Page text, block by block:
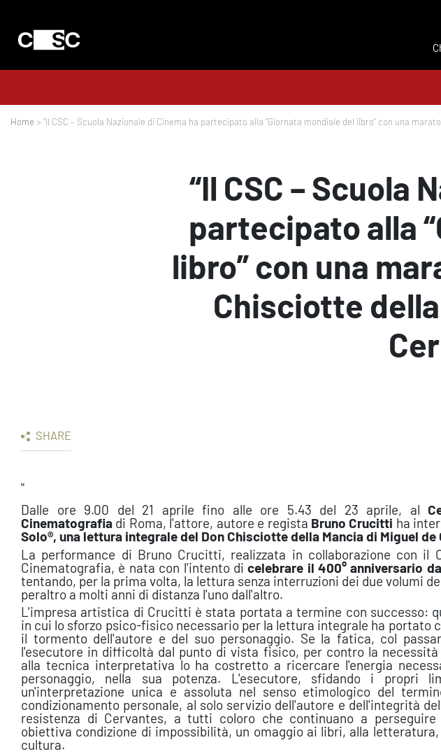
Home > “Il CSC – Scuola Nazionale di Cinema ha partecipato alla “Giornata mondiale del libro” con una
“Il CSC – Scuola
partecipato alla
libro” con una
Chisciotte
SHARE
"
Dalle ore 9.00 del 21 aprile fino alle ore 5.43 del 23 aprile, al
Cinematografia di Roma, l'attore, autore e regista Bruno Crucitti ha
Solo®, una lettura integrale del Don Chisciotte della Mancia di Miguel de
La performance di Bruno Crucitti, realizzata in collaborazione con il
Cinematografia, è nata con l'intento dicelebrare il 400° anniversario
tentando, per la prima volta, la lettura senza interruzioni dei due volumi
peraltro a molti anni di distanza l'uno dall'altro.
L'impresa artistica di Crucitti è stata portata a termine con successo:
in cui lo sforzo psico-fisico necessario per la lettura integrale ha portato
il tormento dell'autore e del suo personaggio. Se la fatica, col
l'esecutore in difficoltà dal punto di vista fisico, per contro la
alla tecnica interpretativa lo ha costretto a ricercare l'energia
personaggio, nella sua potenza. L'esecutore, sfidando i propri
un'interpretazione unica e assoluta nel senso etimologico del
condizionamento personale, al solo servizio dell'autore e dell'integrità
resistenza di Cervantes, a tutti coloro che continuano a
obiettiva condizione di impossibilità, un omaggio ai libri, alla letteratura,
cultura.